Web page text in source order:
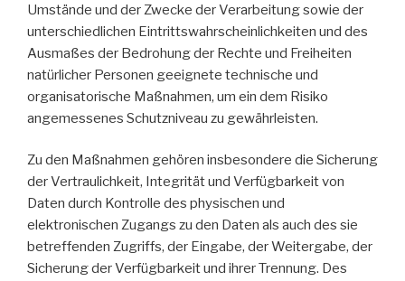
Umstände und der Zwecke der Verarbeitung sowie der
unterschiedlichen Eintrittswahrscheinlichkeiten und des
Ausmaßes der Bedrohung der Rechte und Freiheiten
natürlicher Personen geeignete technische und
organisatorische Maßnahmen, um ein dem Risiko
angemessenes Schutzniveau zu gewährleisten.
Zu den Maßnahmen gehören insbesondere die Sicherung
der Vertraulichkeit, Integrität und Verfügbarkeit von
Daten durch Kontrolle des physischen und
elektronischen Zugangs zu den Daten als auch des sie
betreffenden Zugriffs, der Eingabe, der Weitergabe, der
Sicherung der Verfügbarkeit und ihrer Trennung. Des